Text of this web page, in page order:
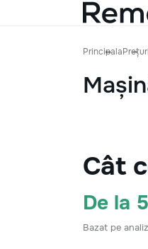
PrincipalaPrețuri
Cât
De la
Bazat pe